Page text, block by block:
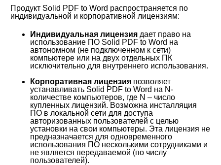
Продукт Solid PDF to Word распространяется по
индивидуальной и корпоративной лицензиям:
Индивидуальная лицензия дает право на
использование ПО Solid PDF to Word на
автономном (не подключенном к сети)
компьютере или на двух отдельных ПК
исключительно для внутреннего использования.
Корпоративная лицензия позволяет
устанавливать Solid PDF to Word на N-
количестве компьютеров, где N – число
купленных лицензий. Возможна инсталляция
ПО в локальной сети для доступа
авторизованных пользователей с целью
установки на свои компьютеры. Эта лицензия не
предназначается для одновременного
использования ПО несколькими сотрудниками и
не является передаваемой (по числу
пользователей).